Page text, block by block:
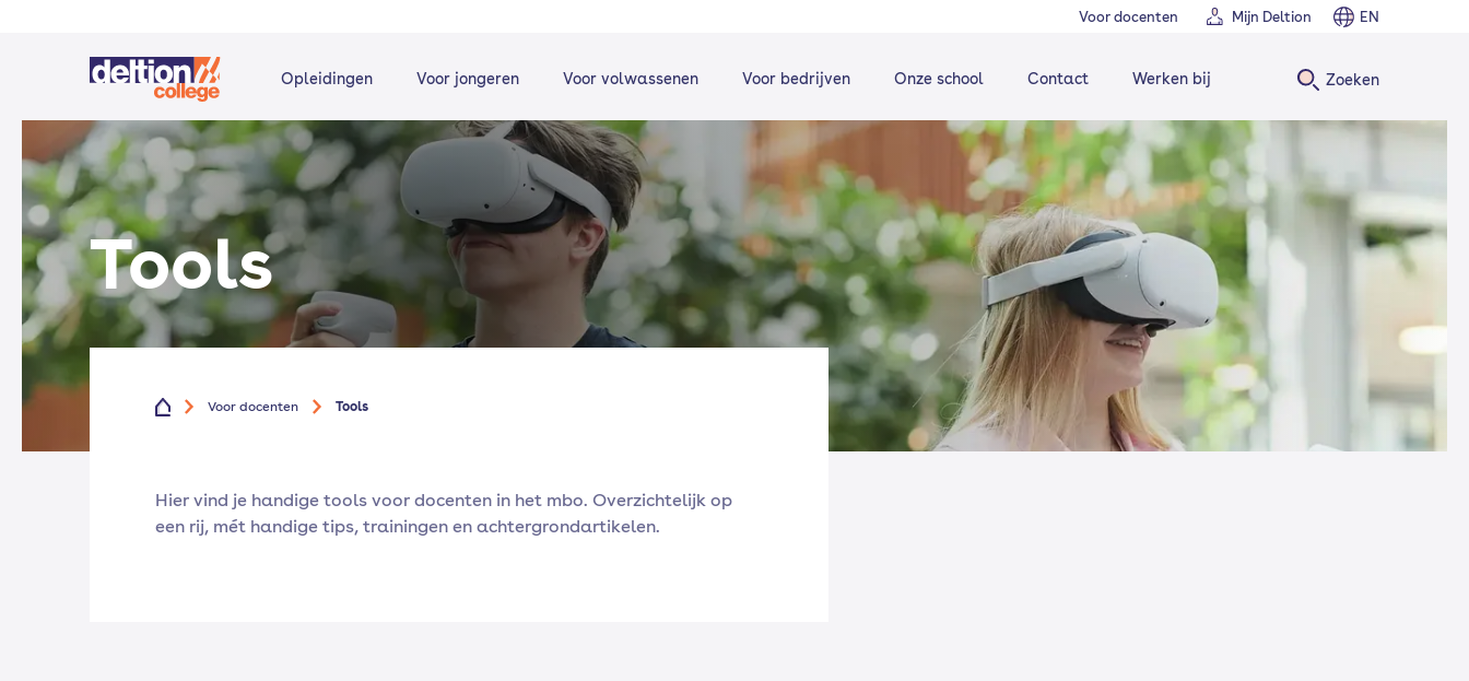
Voor docenten Mijn Deltion EN
Opleidingen Voor jongeren Voor volwassenen Voor bedrijven Onze school Contact Werken bij Zoeken
Tools
Voor docenten Tools
Hier vind je handige tools voor docenten in het mbo. Overzichtelijk op
een rij, mét handige tips, trainingen en achtergrondartikelen.